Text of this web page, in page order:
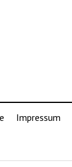
Impressum